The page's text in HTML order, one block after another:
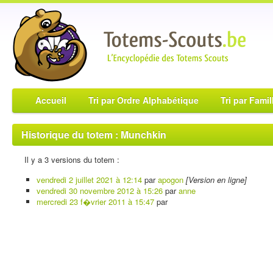
Accueil Tri par Ordre Alphabétique Tri par
Historique du totem : Munchkin
Il y a 3 versions du totem :
vendredi 2 juillet 2021 à 12:14 parapogon [Version en ligne]
vendredi 30 novembre 2012 à 15:26 paranne
mercredi 23 f�vrier 2011 à 15:47 par